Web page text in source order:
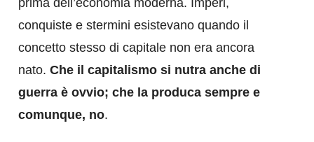
prima dell’economia moderna. Imperi,
conquiste e stermini esistevano quando il
concetto stesso di capitale non era ancora
nato. Che il capitalismo si nutra anche di
guerra è ovvio; che la produca sempre e
comunque, no.